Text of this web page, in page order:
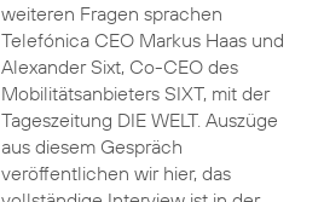
weiteren Fragen sprachen
Telefónica CEO Markus Haas und
Alexander Sixt, Co-CEO des
Mobilitätsanbieters SIXT, mit der
Tageszeitung DIE WELT. Auszüge
aus diesem Gespräch
veröffentlichen wir hier, das